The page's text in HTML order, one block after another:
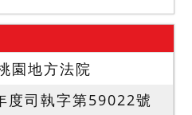
園地方法院
度司執字第59022號